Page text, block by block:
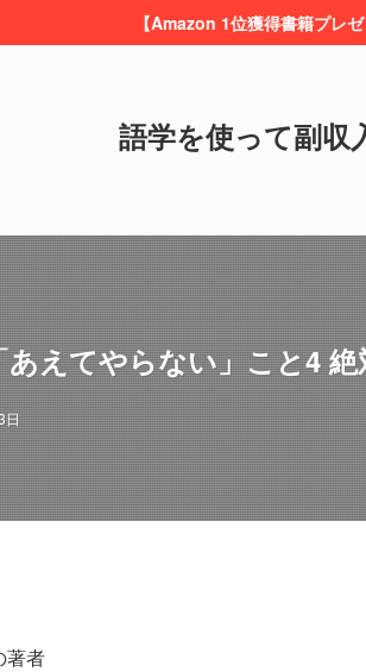
【Amazon 1位獲得書籍プレ
語学を使って副収
あえてやらない」こと4
日
著者